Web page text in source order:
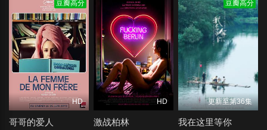
的健身俱乐部的故事，由于经营初期出现了一系列的问题，导致四
人应顾不暇，差点分道扬镳，但共同的健身理念，最终让四人携手
共渡难关，重新开始了创业。
豆瓣高分
HD
哥哥的爱人
HD
激战柏林
豆瓣高分
更新至第36集
我在这里等你